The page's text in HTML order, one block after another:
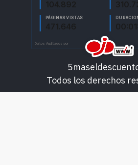
Todos los derechos